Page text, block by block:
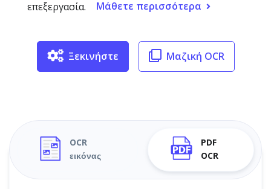
επεξεργασία.
Μάθετε περισσότερα
Ξεκινήστε Μαζική OCR
OCR
εικόνας
PDF
OCR